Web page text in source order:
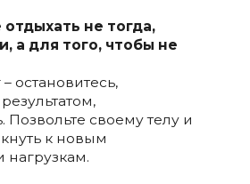
не тогда,
а для того, чтобы не
остановитесь,
Позвольте своему телу и
к новым